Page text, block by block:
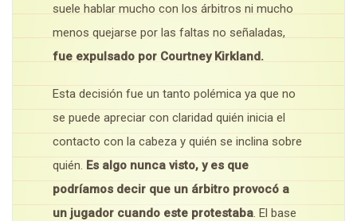
suele hablar mucho con los árbitros ni mucho
menos quejarse por las faltas no señaladas,
fue expulsado por Courtney Kirkland.
Esta decisión fue un tanto polémica ya que no
se puede apreciar con claridad quién inicia el
contacto con la cabeza y quién se inclina sobre
quién. Es algo nunca visto, y es que
podríamos decir que un árbitro provocó a
un jugador cuando este protestaba. El base